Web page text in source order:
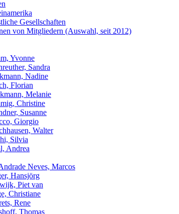
Gesellschaften
von Mitgliedern (Auswahl, seit 2012)
Yvonne
Sandra
Nadine
Florian
Melanie
Christine
Susanne
Giorgio
Walter
Silvia
Andrea
Neves, Marcos
Hansjörg
Piet van
Christiane
Rene
Thomas